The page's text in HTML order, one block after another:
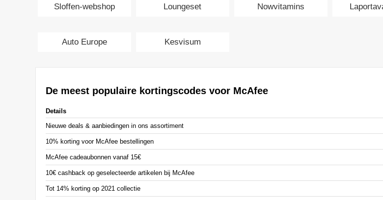
Sloffen-webshop Loungeset Nowvitamins
Auto Europe Kesvisum
De meest populaire kortingscodes voor McAfee
Details
Nieuwe deals & aanbiedingen in ons assortiment
10% korting voor McAfee bestellingen
McAfee cadeaubonnen vanaf 15€
10€ cashback op geselecteerde artikelen bij McAfee
Tot 14% korting op 2021 collectie